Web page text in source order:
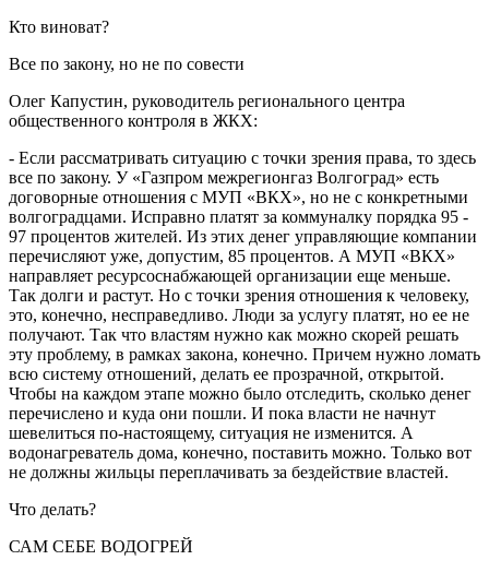
Кто виноват?
Все по закону, но не по совести
Олег Капустин, руководитель регионального центра
общественного контроля в ЖКХ:
- Если рассматривать ситуацию с точки зрения права, то здесь
все по закону. У «Газпром межрегионгаз Волгоград» есть
договорные отношения с МУП «ВКХ», но не с конкретными
волгоградцами. Исправно платят за коммуналку порядка 95 -
97 процентов жителей. Из этих денег управляющие компании
перечисляют уже, допустим, 85 процентов. А МУП «ВКХ»
направляет ресурсоснабжающей организации еще меньше.
Так долги и растут. Но с точки зрения отношения к человеку,
это, конечно, несправедливо. Люди за услугу платят, но ее не
получают. Так что властям нужно как можно скорей решать
эту проблему, в рамках закона, конечно. Причем нужно ломать
всю систему отношений, делать ее прозрачной, открытой.
Чтобы на каждом этапе можно было отследить, сколько денег
перечислено и куда они пошли. И пока власти не начнут
шевелиться по-настоящему, ситуация не изменится. А
водонагреватель дома, конечно, поставить можно. Только вот
не должны жильцы переплачивать за бездействие властей.
Что делать?
САМ СЕБЕ ВОДОГРЕЙ